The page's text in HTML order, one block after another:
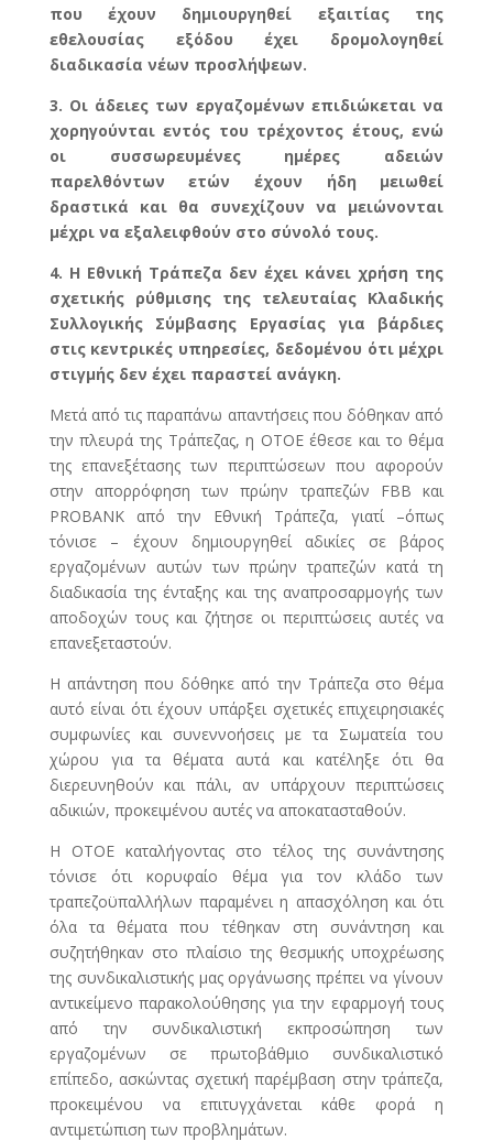
που έχουν δημιουργηθεί εξαιτίας της
εθελουσίας εξόδου έχει δρομολογηθεί
διαδικασία νέων προσλήψεων.
3. Οι άδειες των εργαζομένων επιδιώκεται να
χορηγούνται εντός του τρέχοντος έτους, ενώ
οι συσσωρευμένες ημέρες αδειών
παρελθόντων ετών έχουν ήδη μειωθεί
δραστικά και θα συνεχίζουν να μειώνονται
μέχρι να εξαλειφθούν στο σύνολό τους.
4. Η Εθνική Τράπεζα δεν έχει κάνει χρήση της
σχετικής ρύθμισης της τελευταίας Κλαδικής
Συλλογικής Σύμβασης Εργασίας για βάρδιες
στις κεντρικές υπηρεσίες, δεδομένου ότι μέχρι
στιγμής δεν έχει παραστεί ανάγκη.
Μετά από τις παραπάνω απαντήσεις που δόθηκαν από
την πλευρά της Τράπεζας, η ΟΤΟΕ έθεσε και το θέμα
της επανεξέτασης των περιπτώσεων που αφορούν
στην απορρόφηση των πρώην τραπεζών FBB και
PROBANK από την Εθνική Τράπεζα, γιατί –όπως
τόνισε – έχουν δημιουργηθεί αδικίες σε βάρος
εργαζομένων αυτών των πρώην τραπεζών κατά τη
διαδικασία της ένταξης και της αναπροσαρμογής των
αποδοχών τους και ζήτησε οι περιπτώσεις αυτές να
επανεξεταστούν.
Η απάντηση που δόθηκε από την Τράπεζα στο θέμα
αυτό είναι ότι έχουν υπάρξει σχετικές επιχειρησιακές
συμφωνίες και συνεννοήσεις με τα Σωματεία του
χώρου για τα θέματα αυτά και κατέληξε ότι θα
διερευνηθούν και πάλι, αν υπάρχουν περιπτώσεις
αδικιών, προκειμένου αυτές να αποκατασταθούν.
Η ΟΤΟΕ καταλήγοντας στο τέλος της συνάντησης
τόνισε ότι κορυφαίο θέμα για τον κλάδο των
τραπεζοϋπαλλήλων παραμένει η απασχόληση και ότι
όλα τα θέματα που τέθηκαν στη συνάντηση και
συζητήθηκαν στο πλαίσιο της θεσμικής υποχρέωσης
της συνδικαλιστικής μας οργάνωσης πρέπει να γίνουν
αντικείμενο παρακολούθησης για την εφαρμογή τους
από την συνδικαλιστική εκπροσώπηση των
εργαζομένων σε πρωτοβάθμιο συνδικαλιστικό
επίπεδο, ασκώντας σχετική παρέμβαση στην τράπεζα,
προκειμένου να επιτυγχάνεται κάθε φορά η
αντιμετώπιση των προβλημάτων.